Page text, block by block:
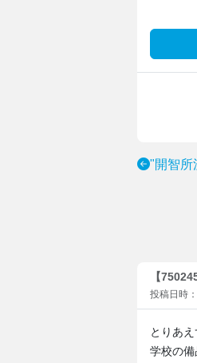
"開智所
【
投稿日時
とりあ
学校の